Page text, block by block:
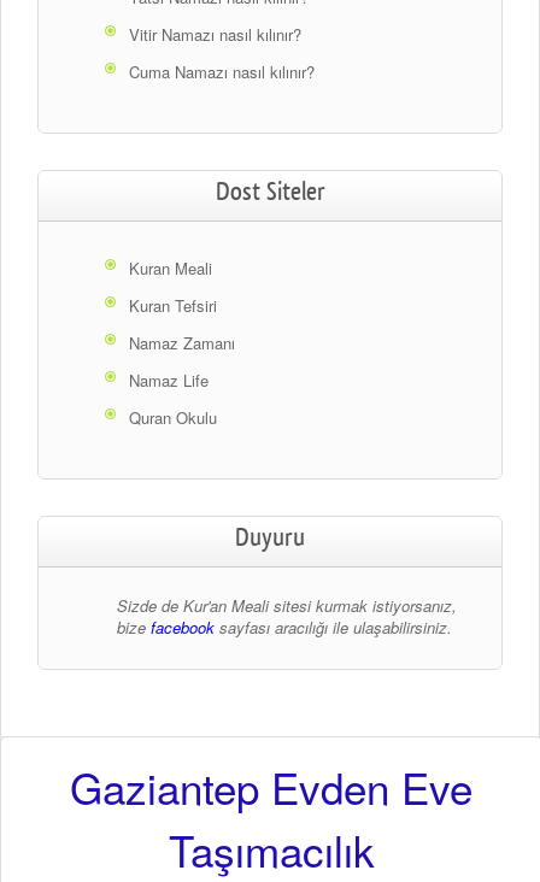
Vitir Namazı nasıl kılınır?
Cuma Namazı nasıl kılınır?
Dost Siteler
Kuran Meali
Kuran Tefsiri
Namaz Zamanı
Namaz Life
Quran Okulu
Duyuru
Sizde de Kur'an Meali sitesi kurmak istiyorsanız,
bize facebook sayfası aracılığı ile ulaşabilirsiniz.
Gaziantep Evden Eve
Taşımacılık